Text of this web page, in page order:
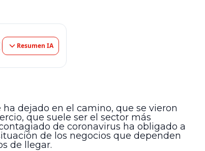
Resumen IA
dejado en el camino, que se vieron
que suele ser el sector más
de coronavirus ha obligado a
de los negocios que dependen
de llegar.